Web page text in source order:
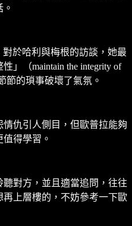
於哈利與梅根的訪談，她最
」（maintain the integrity of
節的瑣事破壞了氣氛。
仇引人側目，但歐普拉能夠
得學習。
對方，並且適當追問，往往
上層樓的，不妨參考一下歐